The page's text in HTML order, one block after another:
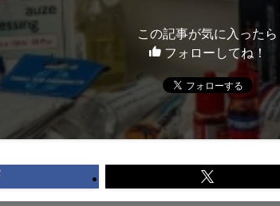
この記事が気に入ったら
フォローしてね！